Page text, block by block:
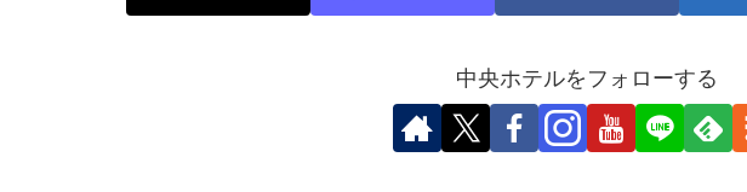
中央ホテルをフォローする